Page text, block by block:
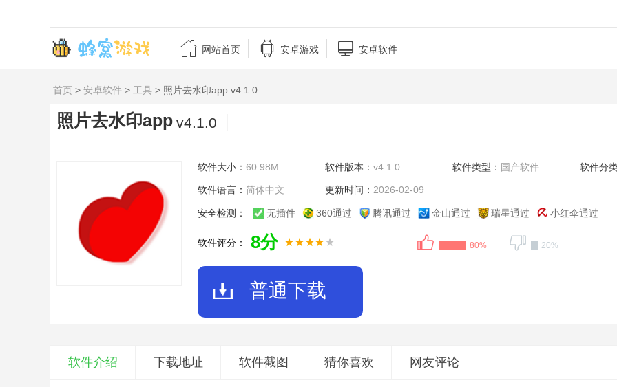
 网站首页  安卓游戏  安卓软件
首页 > 安卓软件 > 工具 > 照片去水印app v4.1.0
照片去水印app v4.1.0
软件大小： 60.98M 软件版本： v4.1.0 软件类型： 国产软件 软件分类
软件语言： 简体中文 更新时间： 2026-02-09
安全检测： 无插件 360通过 腾讯通过 金山通过 瑞星通过 小红伞通过
软件评分： 8分 80% 20%
普通下载
软件介绍 下载地址 软件截图 猜你喜欢 网友评论